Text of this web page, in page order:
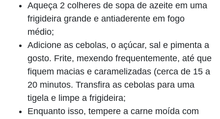
Aqueça 2 colheres de sopa de azeite em uma
frigideira grande e antiaderente em fogo
médio;
Adicione as cebolas, o açúcar, sal e pimenta a
gosto. Frite, mexendo frequentemente, até que
fiquem macias e caramelizadas (cerca de 15 a
20 minutos. Transfira as cebolas para uma
tigela e limpe a frigideira;
Enquanto isso, tempere a carne moída com